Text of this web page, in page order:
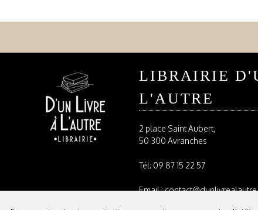
LIBRAIRIE
L'AUTRE
2 place Saint Aubert,
50 300 Avranches
Tél: 09 87 15 22 57
Email :